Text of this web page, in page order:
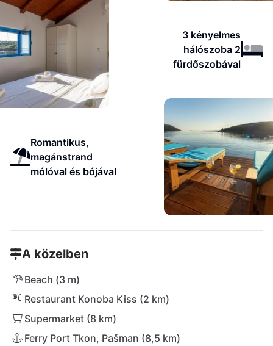
3 kényelmes
hálószoba 2
fürdőszobával
Romantikus,
magánstrand
mólóval és bójával
A közelben
Beach (3 m)
Restaurant Konoba Kiss (2 km)
Supermarket (8 km)
Ferry Port Tkon, Pašman (8,5 km)